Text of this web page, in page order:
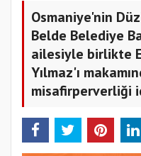
Osmaniye'nin
Belde Belediye
ailesiyle birlikte
Yılmaz'ı
misafirperverliği